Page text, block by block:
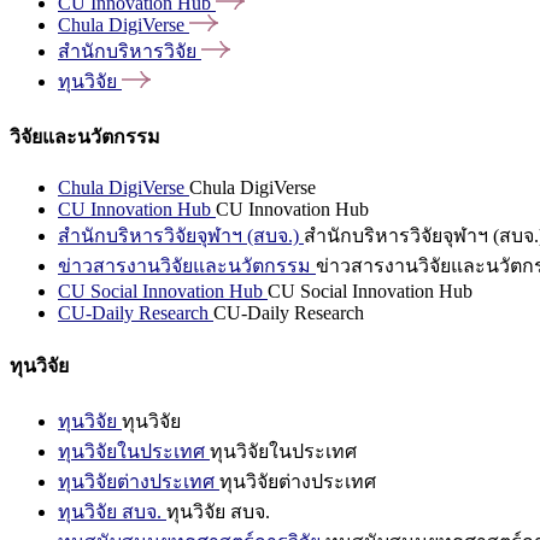
Chula DigiVerse
สำนักบริหารวิจัย
ทุนวิจัย
วิจัยและนวัตกรรม
Chula DigiVerse Chula DigiVerse
CU Innovation Hub CU Innovation Hub
สำนักบริหารวิจัยจุฬาฯ (สบจ.) สำนักบริหารวิจัยจุฬาฯ (สบจ
ข่าวสารงานวิจัยและนวัตกรรม ข่าวสารงานวิจัยและนวัตก
CU Social Innovation Hub CU Social Innovation Hub
CU-Daily Research CU-Daily Research
ทุนวิจัย
ทุนวิจัย ทุนวิจัย
ทุนวิจัยในประเทศ ทุนวิจัยในประเทศ
ทุนวิจัยต่างประเทศ ทุนวิจัยต่างประเทศ
ทุนวิจัย สบจ. ทุนวิจัย สบจ.